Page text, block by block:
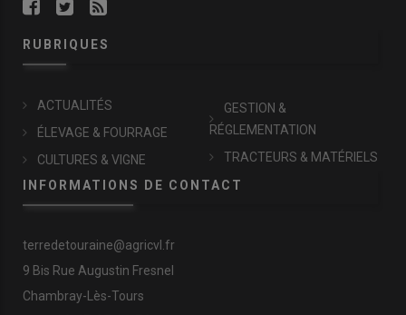
RUBRIQUES
ACTUALITÉS
ÉLEVAGE & FOURRAGE
CULTURES & VIGNE
GESTION &
RÉGLEMENTATION
TRACTEURS & MATÉRIELS
INFORMATIONS DE CONTACT
terredetouraine@agricvl.fr
9 Bis Rue Augustin Fresnel
Chambray-Lès-Tours